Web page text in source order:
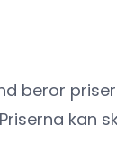
beror
kan